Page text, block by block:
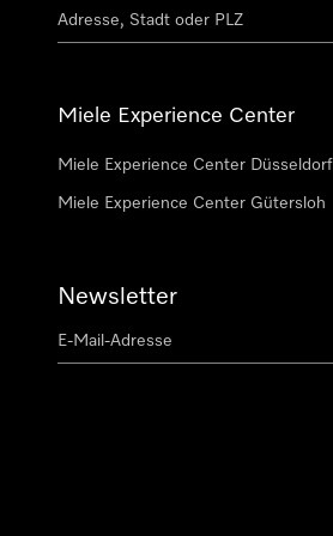
Miele Experience Center
Miele Experience Center Düsseldorf
Miele Experience Center Gütersloh
Newsletter